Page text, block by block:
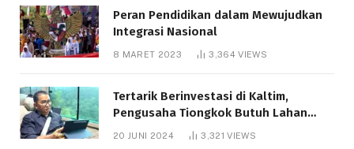
Peran Pendidikan dalam Mewujudkan
Integrasi Nasional
8 MARET 2023 3,364VIEWS
Tertarik Berinvestasi di Kaltim,
Pengusaha Tiongkok Butuh Lahan
1.000 Hektare
20 JUNI 2024 3,321VIEWS